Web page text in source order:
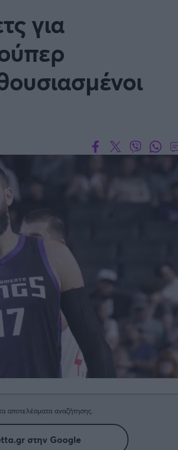
Άρση Βαρών
Μιχάλης Τσαμπάς
Γυναικών
Κύπελλο Ελλάδας
Μπάσκετ: Κίνα
2025
Αγώνες Μπάσκετ ΟΠΑΠ BASKET
U20
για
αποτελέσματα αναζήτησης.
στην Google